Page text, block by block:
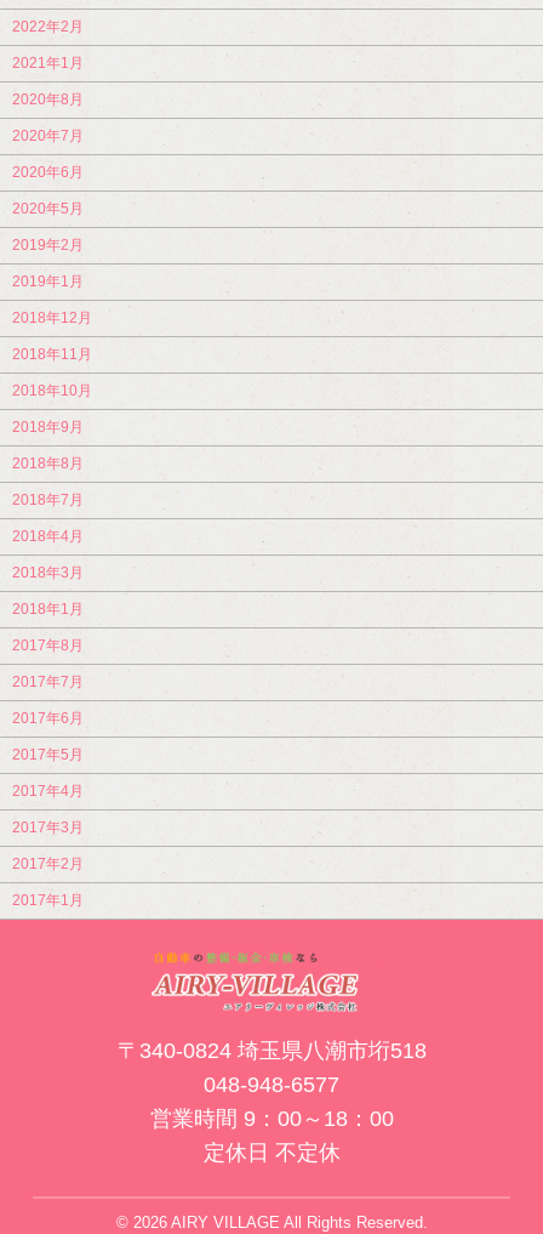
2022年2月
2021年1月
2020年8月
2020年7月
2020年6月
2020年5月
2019年2月
2019年1月
2018年12月
2018年11月
2018年10月
2018年9月
2018年8月
2018年7月
2018年4月
2018年3月
2018年1月
2017年8月
2017年7月
2017年6月
2017年5月
2017年4月
2017年3月
2017年2月
2017年1月
〒340-0824 埼玉県八潮市垳518
048-948-6577
営業時間 9：00～18：00
定休日 不定休
© 2026 AIRY VILLAGE All Rights Reserved.